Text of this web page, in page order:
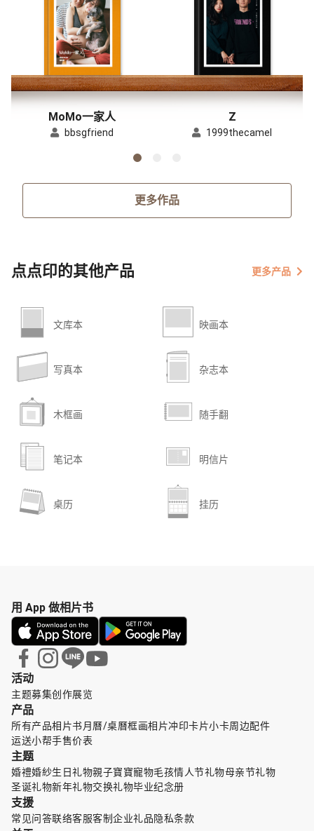
MoMo一家人
bbsgfriend
Z
1999thecamel
更多作品
点点印的其他产品 更多产品
文库本 映画本
写真本 杂志本
木框画 随手翻
笔记本 明信片
桌历 挂历
活动
主题募集创作展览
产品
所有产品相片书月曆/桌曆框画相片冲印卡片小卡周边配件
运送小帮手售价表
主题
婚禮婚紗生日礼物親子寶寶寵物毛孩情人节礼物母亲节礼物
圣诞礼物新年礼物交换礼物毕业纪念册
支援
常见问答联络客服客制企业礼品隐私条款
用 App 做相片书